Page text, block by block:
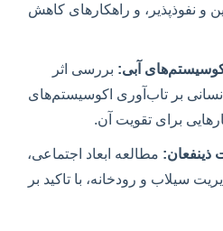
نفوذپذیر، و راهکارهای کاهش
آبی: بررسی اثر
بر تاب‌آوری اکوسیستم‌های
برای تقویت آن.
مطالعه ابعاد اجتماعی،
سیلاب و رودخانه، با تاکید بر